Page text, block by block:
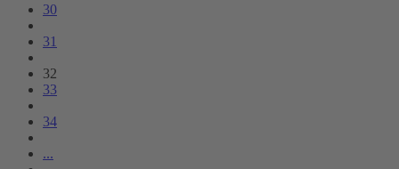
30
31
32
33
34
...